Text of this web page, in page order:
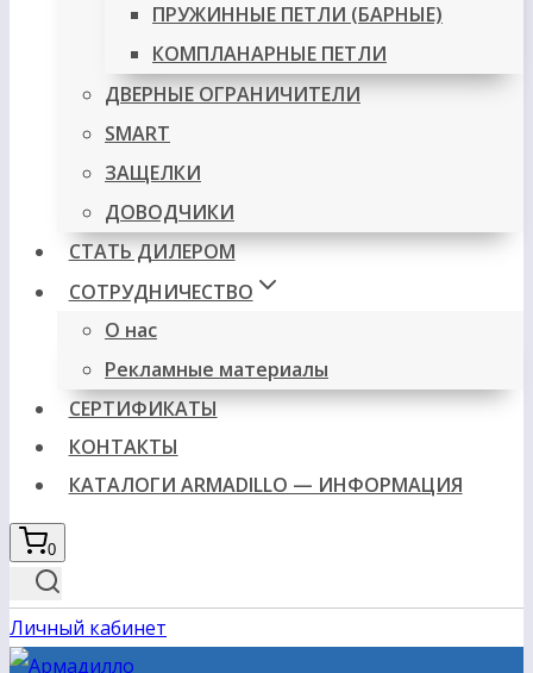
ПРУЖИННЫЕ ПЕТЛИ (БАРНЫЕ)
КОМПЛАНАРНЫЕ ПЕТЛИ
ДВЕРНЫЕ ОГРАНИЧИТЕЛИ
SMART
ЗАЩЕЛКИ
ДОВОДЧИКИ
СТАТЬ ДИЛЕРОМ
СОТРУДНИЧЕСТВО
О нас
Рекламные материалы
СЕРТИФИКАТЫ
КОНТАКТЫ
КАТАЛОГИ ARMADILLO — ИНФОРМАЦИЯ
0
Личный кабинет